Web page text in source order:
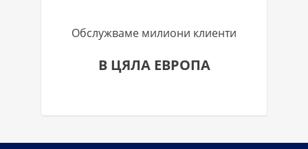
Обслужваме милиони клиенти
В ЦЯЛА ЕВРОПА